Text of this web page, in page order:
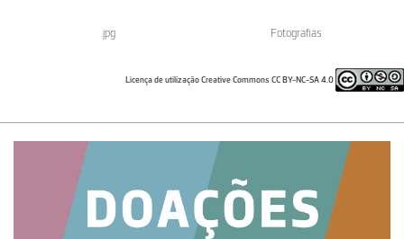
.jpg Fotografias
Licença de utilização Creative Commons CC BY-NC-SA 4.0